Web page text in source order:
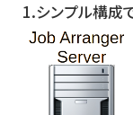
1.シンプル構成